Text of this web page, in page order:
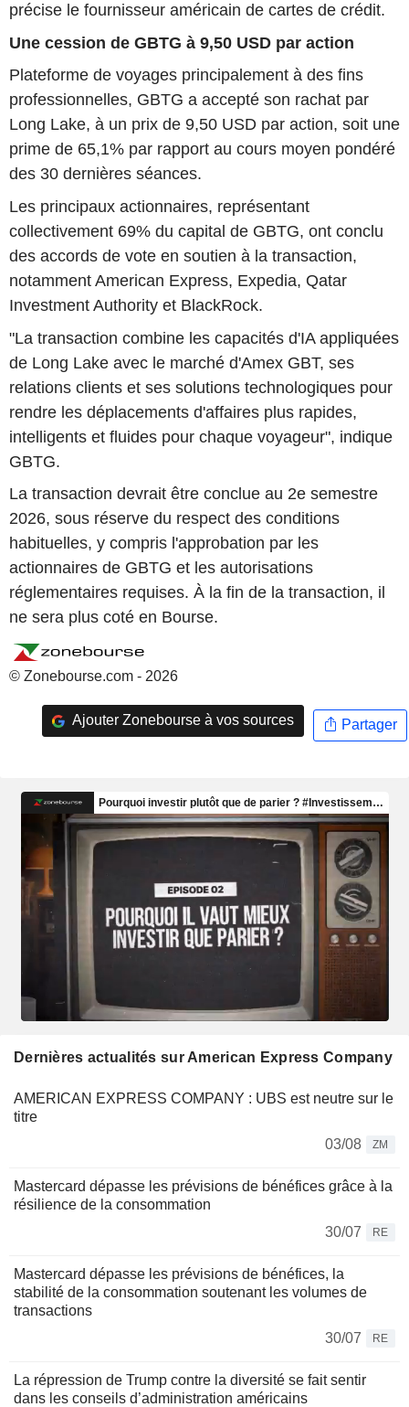
précise le fournisseur américain de cartes de crédit.
Une cession de GBTG à 9,50 USD par action
Plateforme de voyages principalement à des fins
professionnelles, GBTG a accepté son rachat par
Long Lake, à un prix de 9,50 USD par action, soit une
prime de 65,1% par rapport au cours moyen pondéré
des 30 dernières séances.
Les principaux actionnaires, représentant
collectivement 69% du capital de GBTG, ont conclu
des accords de vote en soutien à la transaction,
notamment American Express, Expedia, Qatar
Investment Authority et BlackRock.
"La transaction combine les capacités d'IA appliquées
de Long Lake avec le marché d'Amex GBT, ses
relations clients et ses solutions technologiques pour
rendre les déplacements d'affaires plus rapides,
intelligents et fluides pour chaque voyageur", indique
GBTG.
La transaction devrait être conclue au 2e semestre
2026, sous réserve du respect des conditions
habituelles, y compris l'approbation par les
actionnaires de GBTG et les autorisations
réglementaires requises. À la fin de la transaction, il
ne sera plus coté en Bourse.
© Zonebourse.com - 2026
Ajouter Zonebourse à vos sources Partager
Dernières actualités sur American Express Company
AMERICAN EXPRESS COMPANY : UBS est neutre sur le
titre
03/08
ZM
Mastercard dépasse les prévisions de bénéfices grâce à la
résilience de la consommation
30/07
RE
Mastercard dépasse les prévisions de bénéfices, la
stabilité de la consommation soutenant les volumes de
transactions
30/07
RE
La répression de Trump contre la diversité se fait sentir
dans les conseils d’administration américains